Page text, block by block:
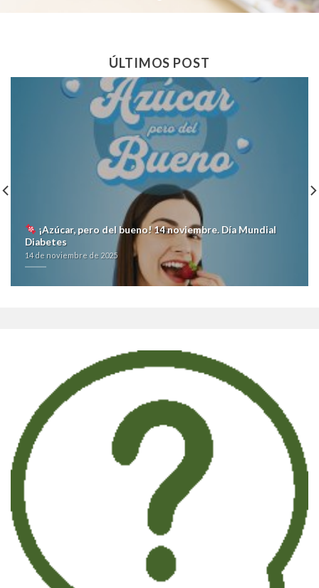
ÚLTIMOS POST
¡Azúcar, pero del bueno! 14 noviembre. Día Mundial
Diabetes
14 de noviembre de 2025